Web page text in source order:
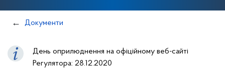
Документи
День оприлюднення на офіційному веб-сайті
Регулятора: 28.12.2020